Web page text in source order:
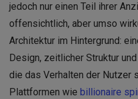
jedoch nur einen Teil ihrer
offensichtlich, aber umso
Architektur im Hintergrund:
Design, zeitlicher Struktur
die das Verhalten der Nutzer
Plattformen wie billionaire